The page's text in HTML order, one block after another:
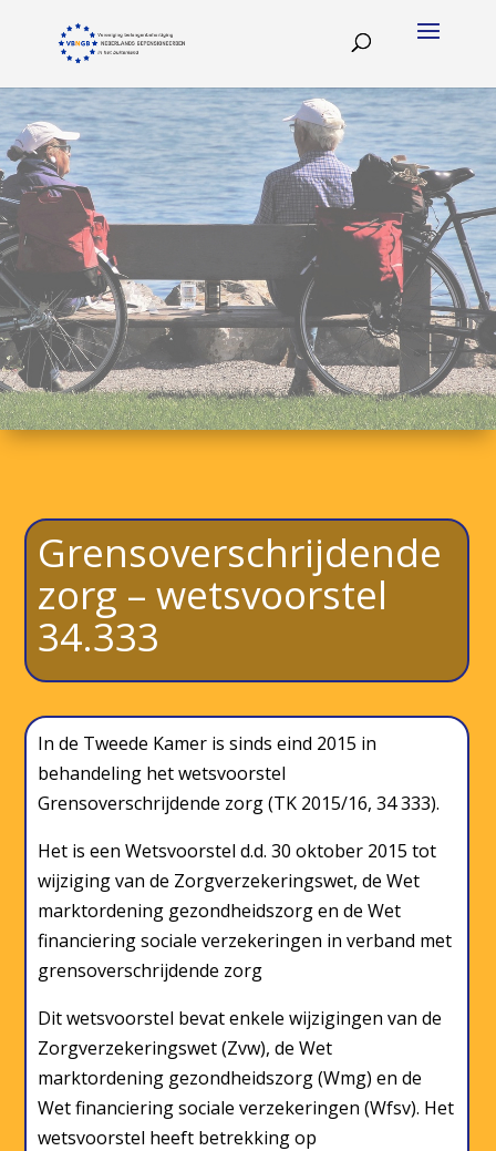
Grensoverschrijdende
zorg – wetsvoorstel
34.333
In de Tweede Kamer is sinds eind 2015 in
behandeling het wetsvoorstel
Grensoverschrijdende zorg (TK 2015/16, 34 333).
Het is een Wetsvoorstel d.d. 30 oktober 2015 tot
wijziging van de Zorgverzekeringswet, de Wet
marktordening gezondheidszorg en de Wet
financiering sociale verzekeringen in verband met
grensoverschrijdende zorg
Dit wetsvoorstel bevat enkele wijzigingen van de
Zorgverzekeringswet (Zvw), de Wet
marktordening gezondheidszorg (Wmg) en de
Wet financiering sociale verzekeringen (Wfsv). Het
wetsvoorstel heeft betrekking op